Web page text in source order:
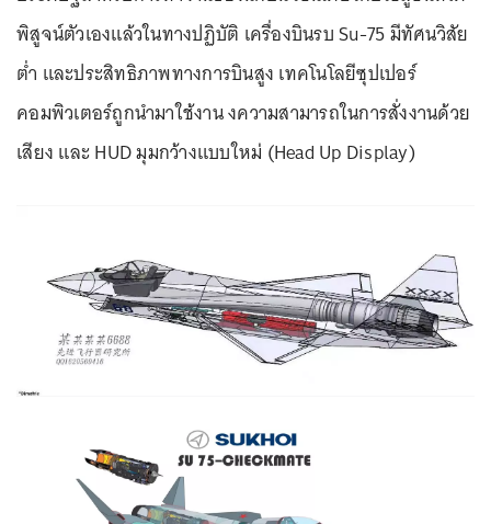
พิสูจน์ตัวเองแล้วในทางปฏิบัติ เครื่องบินรบ Su-75 มีทัศนวิสัย
ต่ำ และประสิทธิภาพทางการบินสูง เทคโนโลยีซุปเปอร์
คอมพิวเตอร์ถูกนำมาใช้งาน งความสามารถในการสั่งงานด้วย
เสียง และ HUD มุมกว้างแบบใหม่ (Head Up Display)